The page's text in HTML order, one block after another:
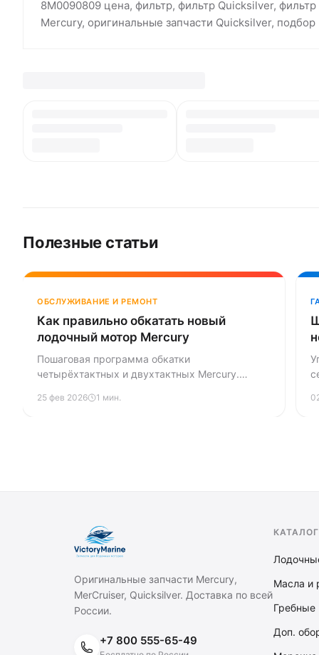
8M0090809 цена, фильтр, фильтр Quicksilver,
Mercury, оригинальные запчасти Quicksilver,
Полезные статьи
ОБСЛУЖИВАНИЕ И РЕМОНТ
Как правильно обкатать новый
лодочный мотор Mercury
Пошаговая программа обкатки
четырёхтактных и двухтактных Mercury.
обкатка и что будет если её пропустить.
25 фев 2026 1 мин.
Оригинальные запчасти Mercury,
MerCruiser, Quicksilver. Доставка по всей
России.
+7 800 555-65-49
КАТАЛОГ
Масла и
Гребные
Доп.